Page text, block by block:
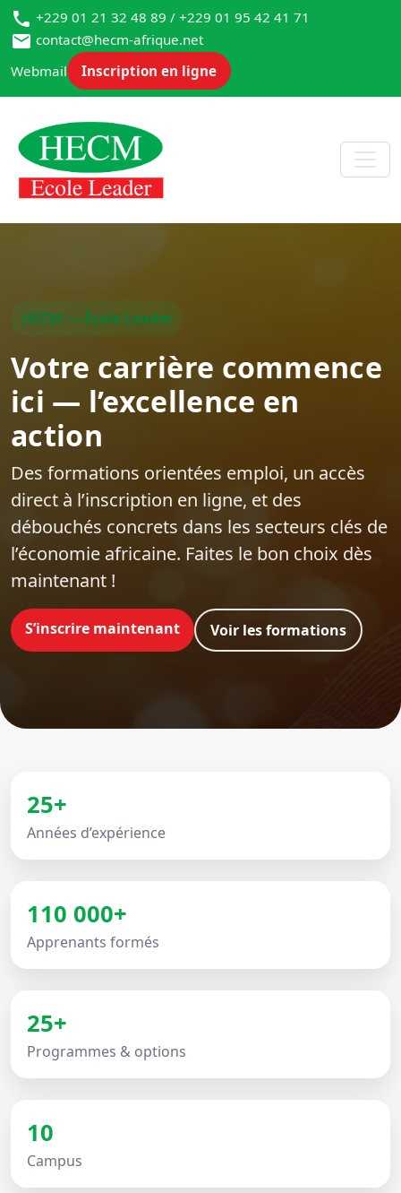
+229 01 21 32 48 89 / +229 01 95 42 41 71
contact@hecm-afrique.net
Webmail
Inscription en ligne
HECM — École Leader
Votre carrière commence
ici — l’excellence en
action
Des formations orientées emploi‍, un accès
direct à l’inscription en ligne, et des
débouchés concrets dans les secteurs clés de
l’économie africaine. Faites le bon choix dès
maintenant !
S’inscrire maintenant Voir les formations
25+
Années d’expérience
110 000+
Apprenants formés
25+
Programmes & options
10
Campus